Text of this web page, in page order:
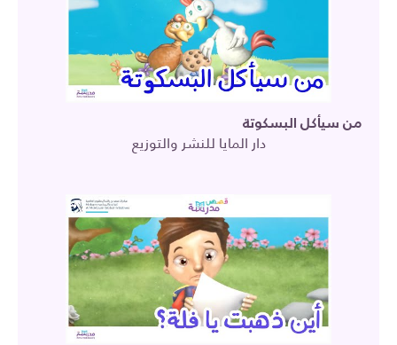
من سيأكل البسكوتة
دار المايا للنشر والتوزيع